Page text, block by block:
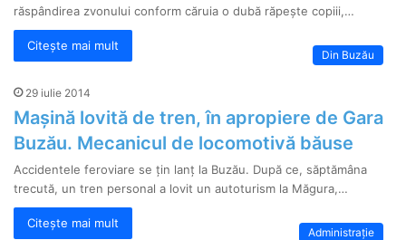
răspândirea zvonului conform căruia o dubă răpește copiii,…
Citește mai mult
Din Buzău
29 iulie 2014
Mașină lovită de tren, în apropiere de Gara
Buzău. Mecanicul de locomotivă băuse
Accidentele feroviare se țin lanț la Buzău. După ce, săptămâna
trecută, un tren personal a lovit un autoturism la Măgura,…
Citește mai mult
Administrație